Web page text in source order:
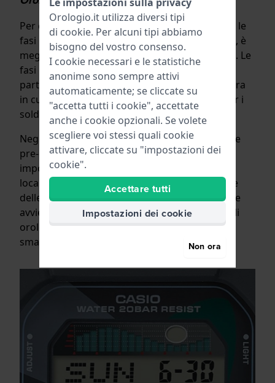
Per quanto bello sia un orologio analogico per le
fasi lunari, se si dipende dalle fasi lunari esatte, è
meglio scegliere un moderno orologio digitale. Le
fasi lunari determinano le maree. È
particolarmente importante per i diportisti. L'ora
in cui sorge e tramonta il sole è importante per i
soldati e gli atleti all'aperto.
Negli orologi digitali, il calendario è solitamente
pre-programmato per 100 anni. Quando si è
impostato correttamente il fuso orario o la
località, e l'orologio include una visualizzazione
delle fasi lunari o delle maree, la visualizzazione
avviene automaticamente in modo corretto. Gli
orologi digitali con sincronizzazione GPS o
smartphone sono ancora più precisi.
Orologio.it utilizza diversi tipi
di cookie. Per alcuni tipi abbiamo
bisogno del vostro consenso.
I cookie necessari e le statistiche
anonime sono sempre attivi
automaticamente; se cliccate su
"accetta tutti i cookie", accettate
anche i cookie opzionali. Se volete
scegliere voi stessi quali cookie
attivare, cliccate su "impostazioni dei
cookie".
Accettare tutti
Impostazioni dei cookie
Non ora